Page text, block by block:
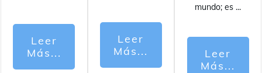
Leer
Más...
Leer
Más...
mundo; es ...
Leer
Más...